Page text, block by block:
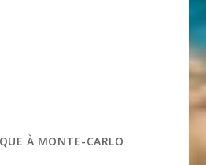
À MONTE-CARLO